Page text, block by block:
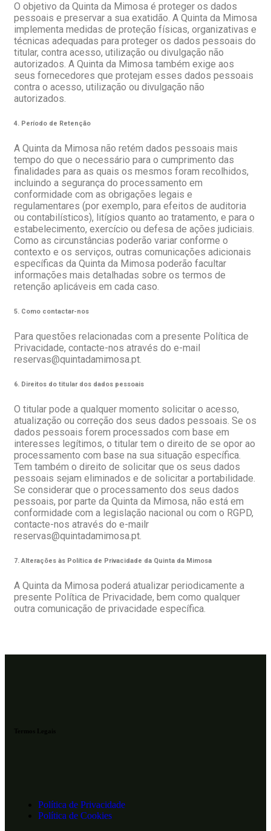
O objetivo da Quinta da Mimosa é proteger os dados
pessoais e preservar a sua exatidão. A Quinta da Mimosa
implementa medidas de proteção físicas, organizativas e
técnicas adequadas para proteger os dados pessoais do
titular, contra acesso, utilização ou divulgação não
autorizados. A Quinta da Mimosa também exige aos
seus fornecedores que protejam esses dados pessoais
contra o acesso, utilização ou divulgação não
autorizados.
4. Período de Retenção
A Quinta da Mimosa não retém dados pessoais mais
tempo do que o necessário para o cumprimento das
finalidades para as quais os mesmos foram recolhidos,
incluindo a segurança do processamento em
conformidade com as obrigações legais e
regulamentares (por exemplo, para efeitos de auditoria
ou contabilísticos), litígios quanto ao tratamento, e para o
estabelecimento, exercício ou defesa de ações judiciais.
Como as circunstâncias poderão variar conforme o
contexto e os serviços, outras comunicações adicionais
específicas da Quinta da Mimosa poderão facultar
informações mais detalhadas sobre os termos de
retenção aplicáveis em cada caso.
5. Como contactar-nos
Para questões relacionadas com a presente Política de
Privacidade, contacte-nos através do e-mail
reservas@quintadamimosa.pt.
6. Direitos do titular dos dados pessoais
O titular pode a qualquer momento solicitar o acesso,
atualização ou correção dos seus dados pessoais. Se os
dados pessoais forem processados com base em
interesses legítimos, o titular tem o direito de se opor ao
processamento com base na sua situação específica.
Tem também o direito de solicitar que os seus dados
pessoais sejam eliminados e de solicitar a portabilidade.
Se considerar que o processamento dos seus dados
pessoais, por parte da Quinta da Mimosa, não está em
conformidade com a legislação nacional ou com o RGPD,
contacte-nos através do e-mailr
reservas@quintadamimosa.pt.
7. Alterações às Política de Privacidade da Quinta da Mimosa
A Quinta da Mimosa poderá atualizar periodicamente a
presente Política de Privacidade, bem como qualquer
outra comunicação de privacidade específica.
Política de Privacidade
Política de Cookies